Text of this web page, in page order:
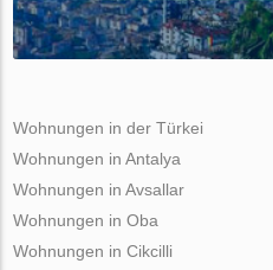
Wohnungen in der Türkei
Wohnungen in Antalya
Wohnungen in Avsallar
Wohnungen in Oba
Wohnungen in Cikcilli